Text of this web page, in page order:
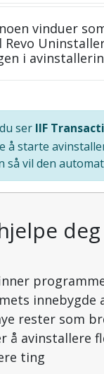
vinduer
Revo
i
ser IIF
å starte
så vil den
rester som
å avinstallere
ting